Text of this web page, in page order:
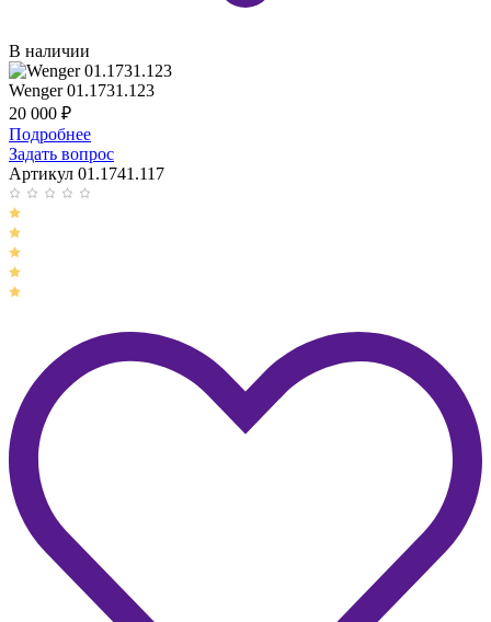
В наличии
Wenger 01.1731.123
20 000 ₽
Подробнее
Задать вопрос
Артикул 01.1741.117